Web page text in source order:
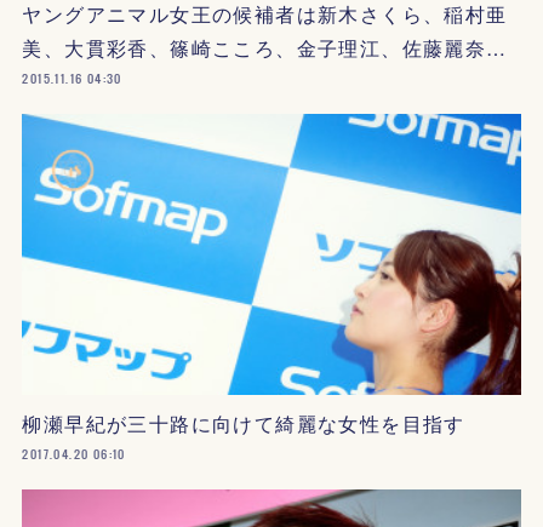
ヤングアニマル女王の候補者は新木さくら、稲村亜
美、大貫彩香、篠崎こころ、金子理江、佐藤麗奈…
2015.11.16 04:30
柳瀬早紀が三十路に向けて綺麗な女性を目指す
2017.04.20 06:10